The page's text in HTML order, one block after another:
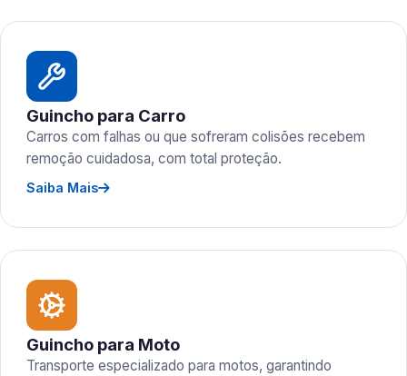
Guincho para Carro
Carros com falhas ou que sofreram colisões recebem
remoção cuidadosa, com total proteção.
Saiba Mais
Guincho para Moto
Transporte especializado para motos, garantindo